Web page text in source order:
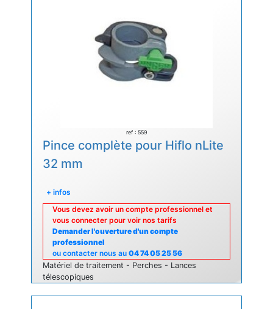
ref : 559
Pince complète pour Hiflo nLite
32 mm
+ infos
Vous devez avoir un compte professionnel et
vous connecter pour voir nos tarifs
Demander l'ouverture d'un compte
professionnel
ou contacter nous au 04 74 05 25 56
Matériel de traitement - Perches - Lances
télescopiques